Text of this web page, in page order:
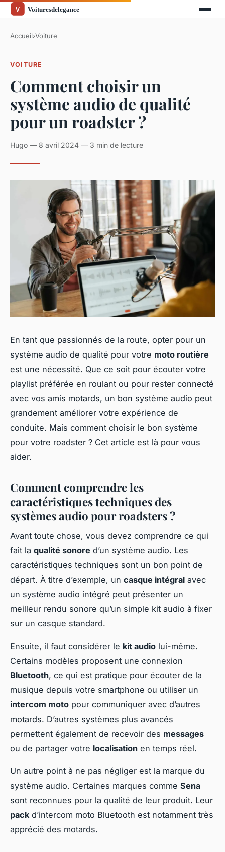
Accueil›Voiture
VOITURE
Comment choisir un
système audio de qualité
pour un roadster ?
Hugo — 8 avril 2024 — 3 min de lecture
En tant que passionnés de la route, opter pour un
système audio de qualité pour votre moto routière
est une nécessité. Que ce soit pour écouter votre
playlist préférée en roulant ou pour rester connecté
avec vos amis motards, un bon système audio peut
grandement améliorer votre expérience de
conduite. Mais comment choisir le bon système
pour votre roadster ? Cet article est là pour vous
aider.
Comment comprendre les
caractéristiques techniques des
systèmes audio pour roadsters ?
Avant toute chose, vous devez comprendre ce qui
fait la qualité sonore d’un système audio. Les
caractéristiques techniques sont un bon point de
départ. À titre d’exemple, un casque intégral avec
un système audio intégré peut présenter un
meilleur rendu sonore qu’un simple kit audio à fixer
sur un casque standard.
Ensuite, il faut considérer le kit audio lui-même.
Certains modèles proposent une connexion
Bluetooth, ce qui est pratique pour écouter de la
musique depuis votre smartphone ou utiliser un
intercom moto pour communiquer avec d’autres
motards. D’autres systèmes plus avancés
permettent également de recevoir des messages
ou de partager votre localisation en temps réel.
Un autre point à ne pas négliger est la marque du
système audio. Certaines marques comme Sena
sont reconnues pour la qualité de leur produit. Leur
packd’intercom moto Bluetooth est notamment très
apprécié des motards.